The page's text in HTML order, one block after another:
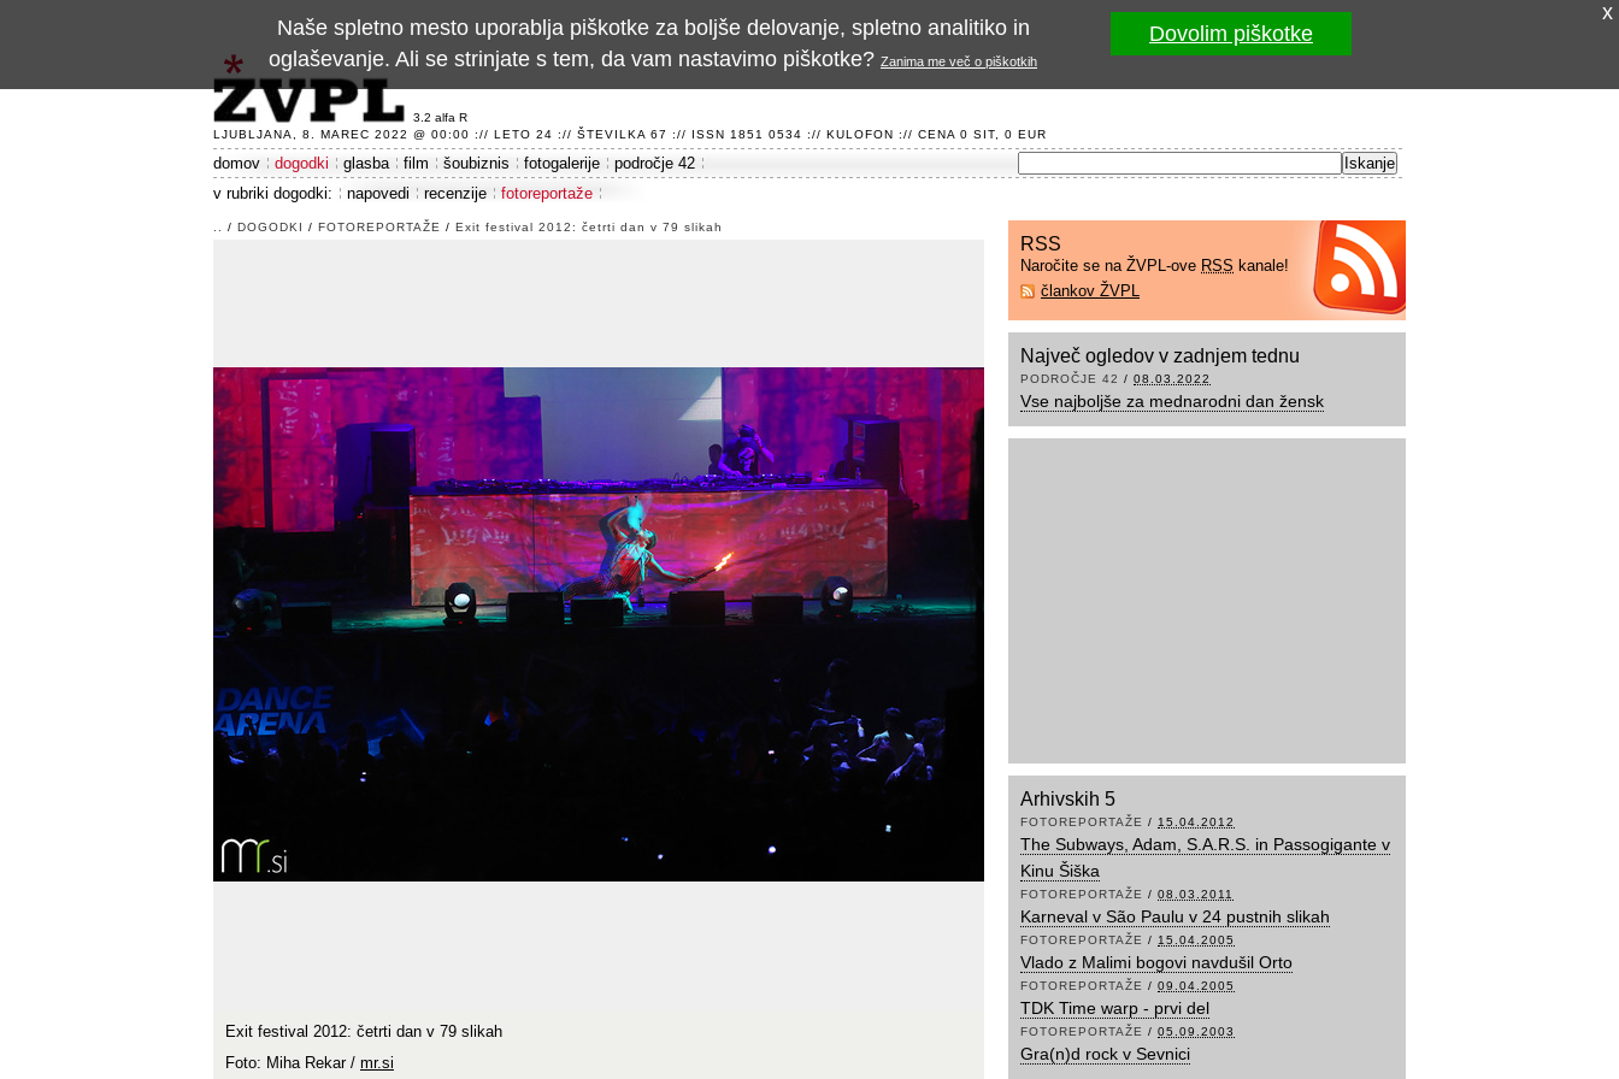
3.2 alfa R
LJUBLJANA, 8. MAREC 2022 @ 00:00 :// LETO 24 :// ŠTEVILKA 67 :// ISSN 1851 0534 :// KULOFON :// CENA 0 SIT, 0 EUR
domov dogodki glasba film šoubiznis fotogalerije
področje 42
v rubriki dogodki:
napovedi recenzije fotoreportaže
/ DOGODKI / FOTOREPORTAŽE / Exit festival 2012: četrti dan v 79 slikah
Exit festival 2012: četrti dan v 79 slikah
Foto: Miha Rekar / mr.si
RSS
Naročite se na ŽVPL-ove RSS kanale!
člankov ŽVPL
Največ ogledov v zadnjem tednu
PODROČJE 42 / 08.03.2022
Vse najboljše za mednarodni dan žensk
Arhivskih 5
FOTOREPORTAŽE / 15.04.2012
The Subways, Adam, S.A.R.S. in Passogigante v
Kinu Šiška
FOTOREPORTAŽE / 08.03.2011
Karneval v São Paulu v 24 pustnih slikah
FOTOREPORTAŽE / 15.04.2005
Vlado z Malimi bogovi navdušil Orto
FOTOREPORTAŽE / 09.04.2005
TDK Time warp - prvi del
FOTOREPORTAŽE / 05.09.2003
Gra(n)d rock v Sevnici
x
Naše spletno mesto uporablja piškotke za boljše delovanje, spletno analitiko in
oglaševanje. Ali se strinjate s tem, da vam nastavimo piškotke? Zanima me več o piškotkih
Dovolim piškotke